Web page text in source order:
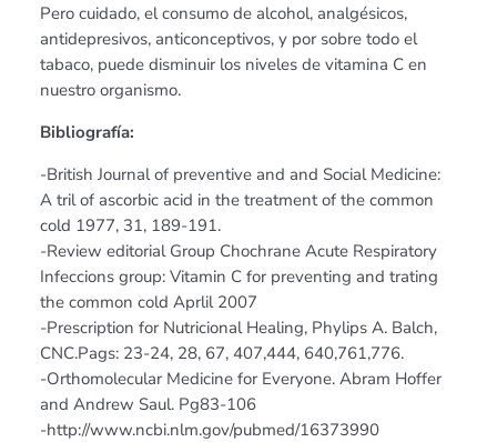
Pero cuidado, el consumo de alcohol, analgésicos,
antidepresivos, anticonceptivos, y por sobre todo el
tabaco, puede disminuir los niveles de vitamina C en
nuestro organismo.
Bibliografía:
-British Journal of preventive and and Social Medicine:
A tril of ascorbic acid in the treatment of the common
cold 1977, 31, 189-191.
-Review editorial Group Chochrane Acute Respiratory
Infeccions group: Vitamin C for preventing and trating
the common cold Aprlil 2007
-Prescription for Nutricional Healing, Phylips A. Balch,
CNC.Pags: 23-24, 28, 67, 407,444, 640,761,776.
-Orthomolecular Medicine for Everyone. Abram Hoffer
and Andrew Saul. Pg83-106
-http://www.ncbi.nlm.gov/pubmed/16373990